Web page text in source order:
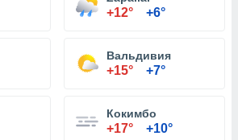
+12° +6°
Вальдивия
+15° +7°
Кокимбо
+17° +10°